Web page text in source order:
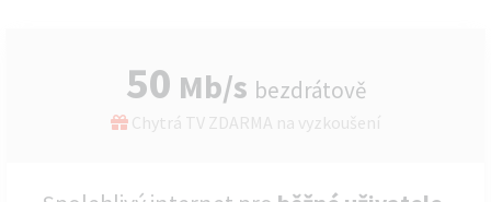
50 Mb/s bezdrátově
Chytrá TV ZDARMA na vyzkoušení